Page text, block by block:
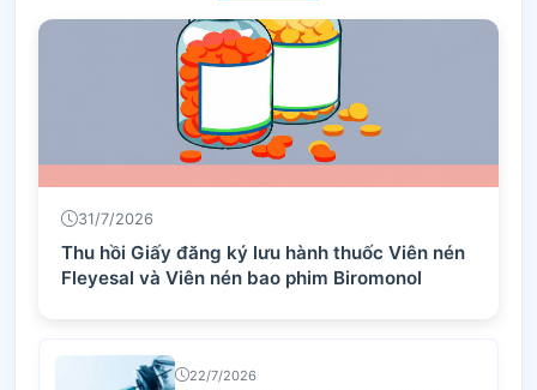
31/7/2026
Thu hồi Giấy đăng ký lưu hành thuốc Viên nén
Fleyesal và Viên nén bao phim Biromonol
22/7/2026